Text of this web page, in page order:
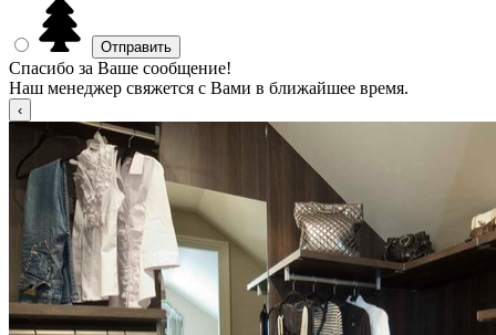
Спасибо за Ваше сообщение!
Наш менеджер свяжется с Вами в ближайшее время.